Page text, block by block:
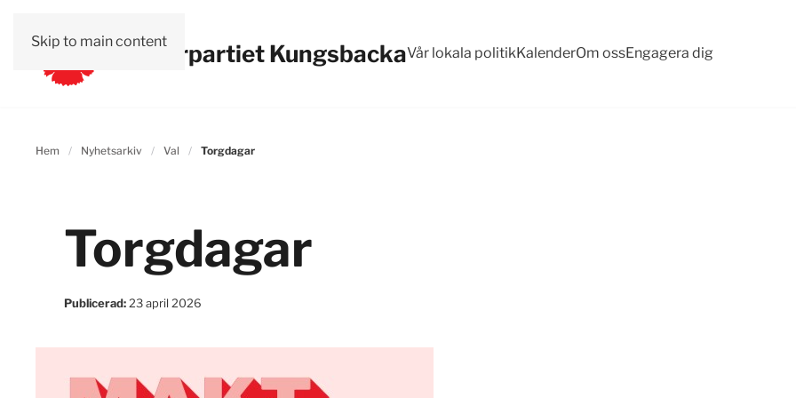
Skip to main contentVänsterpartiet KungsbackaVår lokala politikKalenderOm ossEngagera dig
Hem Nyhetsarkiv Val Torgdagar
Torgdagar
Publicerad: 23 april 2026